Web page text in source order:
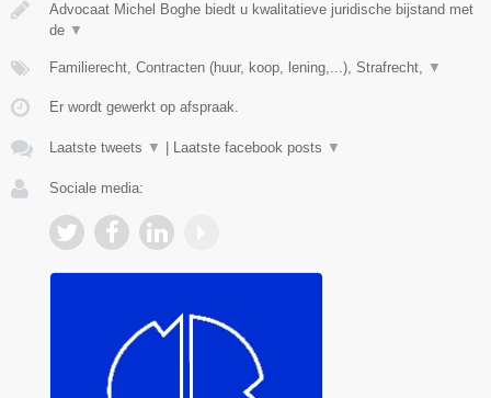
Advocaat Michel Boghe biedt u kwalitatieve juridische bijstand met
de ▼
Familierecht, Contracten (huur, koop, lening,...), Strafrecht, ▼
Er wordt gewerkt op afspraak.
Laatste tweets ▼ Laatste facebook posts ▼
Sociale media: